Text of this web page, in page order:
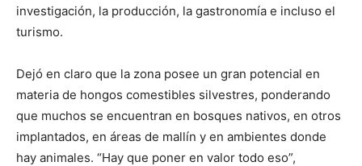
investigación, la producción, la gastronomía e incluso el
turismo.
Dejó en claro que la zona posee un gran potencial en
materia de hongos comestibles silvestres, ponderando
que muchos se encuentran en bosques nativos, en otros
implantados, en áreas de mallín y en ambientes donde
hay animales. “Hay que poner en valor todo eso”,